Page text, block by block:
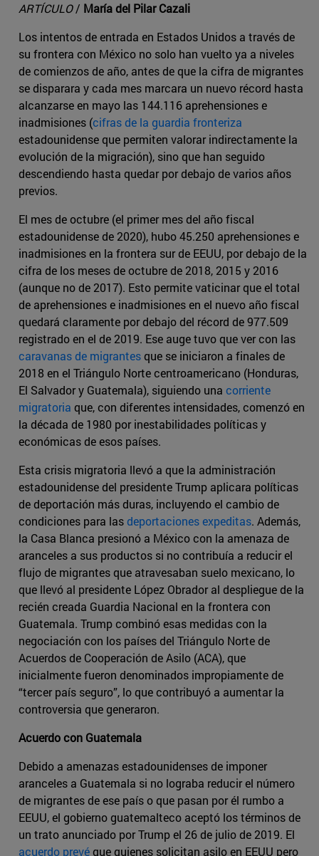
ARTÍCULO/ María del Pilar Cazali
Los intentos de entrada en Estados Unidos a través de
su frontera con México no solo han vuelto ya a niveles
de comienzos de año, antes de que la cifra de migrantes
se disparara y cada mes marcara un nuevo récord hasta
alcanzarse en mayo las 144.116 aprehensiones e
inadmisiones (cifras de la guardia fronteriza
estadounidense que permiten valorar indirectamente la
evolución de la migración), sino que han seguido
descendiendo hasta quedar por debajo de varios años
previos.
El mes de octubre (el primer mes del año fiscal
estadounidense de 2020), hubo 45.250 aprehensiones e
inadmisiones en la frontera sur de EEUU, por debajo de la
cifra de los meses de octubre de 2018, 2015 y 2016
(aunque no de 2017). Esto permite vaticinar que el total
de aprehensiones e inadmisiones en el nuevo año fiscal
quedará claramente por debajo del récord de 977.509
registrado en el de 2019. Ese auge tuvo que ver con las
caravanas de migrantesque se iniciaron a finales de
2018 en el Triángulo Norte centroamericano (Honduras,
El Salvador y Guatemala), siguiendo una corriente
migratoria que, con diferentes intensidades, comenzó en
la década de 1980 por inestabilidades políticas y
económicas de esos países.
Esta crisis migratoria llevó a que la administración
estadounidense del presidente Trump aplicara políticas
de deportación más duras, incluyendo el cambio de
condiciones para lasdeportaciones expeditas. Además,
la Casa Blanca presionó a México con la amenaza de
aranceles a sus productos si no contribuía a reducir el
flujo de migrantes que atravesaban suelo mexicano, lo
que llevó al presidente López Obrador al despliegue de la
recién creada Guardia Nacional en la frontera con
Guatemala. Trump combinó esas medidas con la
negociación con los países del Triángulo Norte de
Acuerdos de Cooperación de Asilo (ACA), que
inicialmente fueron denominados impropiamente de
“tercer país seguro”, lo que contribuyó a aumentar la
controversia que generaron.
Acuerdo con Guatemala
Debido a amenazas estadounidenses de imponer
aranceles a Guatemala si no lograba reducir el número
de migrantes de ese país o que pasan por él rumbo a
EEUU, el gobierno guatemalteco aceptó los términos de
un trato anunciado por Trump el 26 de julio de 2019. El
acuerdo prevéque quienes solicitan asilo en EEUU pero